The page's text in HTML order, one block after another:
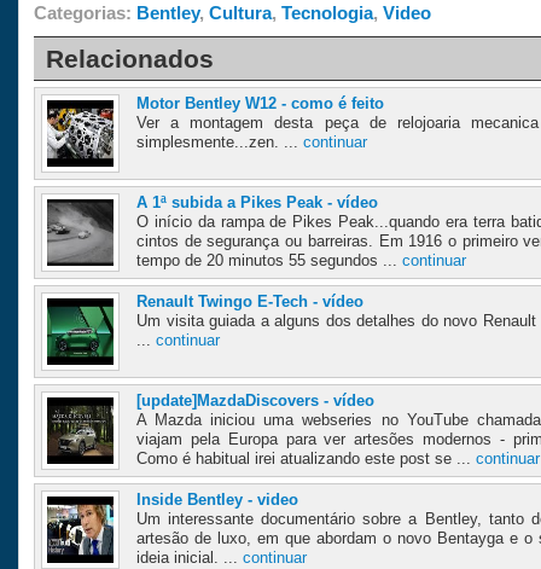
Categorias: Bentley, Cultura, Tecnologia, Video
Relacionados
Motor Bentley W12 - como é feito
Ver a montagem desta peça de relojoaria
simplesmente...zen. ... continuar
A 1ª subida a Pikes Peak - vídeo
O início da rampa de Pikes Peak...quando era terra
cintos de segurança ou barreiras. Em 1916 o primeiro
tempo de 20 minutos 55 segundos ... continuar
Renault Twingo E-Tech - vídeo
Um visita guiada a alguns dos detalhes do novo
... continuar
[update]MazdaDiscovers - vídeo
A Mazda iniciou uma webseries no YouTube
viajam pela Europa para ver artesões modernos -
Como é habitual irei atualizando este post se ... continuar
Inside Bentley - video
Um interessante documentário sobre a Bentley, tanto
artesão de luxo, em que abordam o novo Bentayga e o
ideia inicial. ... continuar